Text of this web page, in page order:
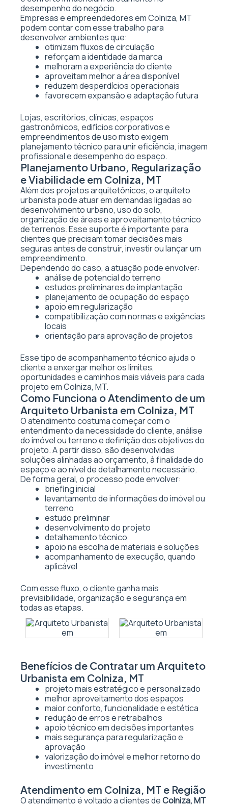
desempenho do negócio.
Empresas e empreendedores em Colniza, MT
podem contar com esse trabalho para
desenvolver ambientes que:
otimizam fluxos de circulação
reforçam a identidade da marca
melhoram a experiência do cliente
aproveitam melhor a área disponível
reduzem desperdícios operacionais
favorecem expansão e adaptação futura
Lojas, escritórios, clínicas, espaços
gastronômicos, edifícios corporativos e
empreendimentos de uso misto exigem
planejamento técnico para unir eficiência, imagem
profissional e desempenho do espaço.
Planejamento Urbano, Regularização
e Viabilidade em Colniza, MT
Além dos projetos arquitetônicos, o arquiteto
urbanista pode atuar em demandas ligadas ao
desenvolvimento urbano, uso do solo,
organização de áreas e aproveitamento técnico
de terrenos. Esse suporte é importante para
clientes que precisam tomar decisões mais
seguras antes de construir, investir ou lançar um
empreendimento.
Dependendo do caso, a atuação pode envolver:
análise de potencial do terreno
estudos preliminares de implantação
planejamento de ocupação do espaço
apoio em regularização
compatibilização com normas e exigências
locais
orientação para aprovação de projetos
Esse tipo de acompanhamento técnico ajuda o
cliente a enxergar melhor os limites,
oportunidades e caminhos mais viáveis para cada
projeto em Colniza, MT.
Como Funciona o Atendimento de um
Arquiteto Urbanista em Colniza, MT
O atendimento costuma começar com o
entendimento da necessidade do cliente, análise
do imóvel ou terreno e definição dos objetivos do
projeto. A partir disso, são desenvolvidas
soluções alinhadas ao orçamento, à finalidade do
espaço e ao nível de detalhamento necessário.
De forma geral, o processo pode envolver:
briefing inicial
levantamento de informações do imóvel ou
terreno
estudo preliminar
desenvolvimento do projeto
detalhamento técnico
apoio na escolha de materiais e soluções
acompanhamento de execução, quando
aplicável
Com esse fluxo, o cliente ganha mais
previsibilidade, organização e segurança em
todas as etapas.
Benefícios de Contratar um Arquiteto
Urbanista em Colniza, MT
projeto mais estratégico e personalizado
melhor aproveitamento dos espaços
maior conforto, funcionalidade e estética
redução de erros e retrabalhos
apoio técnico em decisões importantes
mais segurança para regularização e
aprovação
valorização do imóvel e melhor retorno do
investimento
Atendimento em Colniza, MT e Região
O atendimento é voltado a clientes deColniza, MT